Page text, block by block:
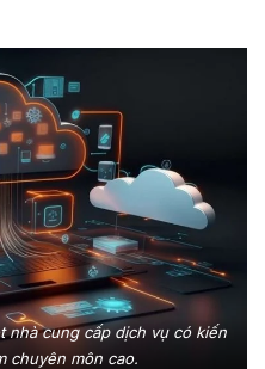
nhà cung cấp dịch vụ có kiến
chuyên môn cao.